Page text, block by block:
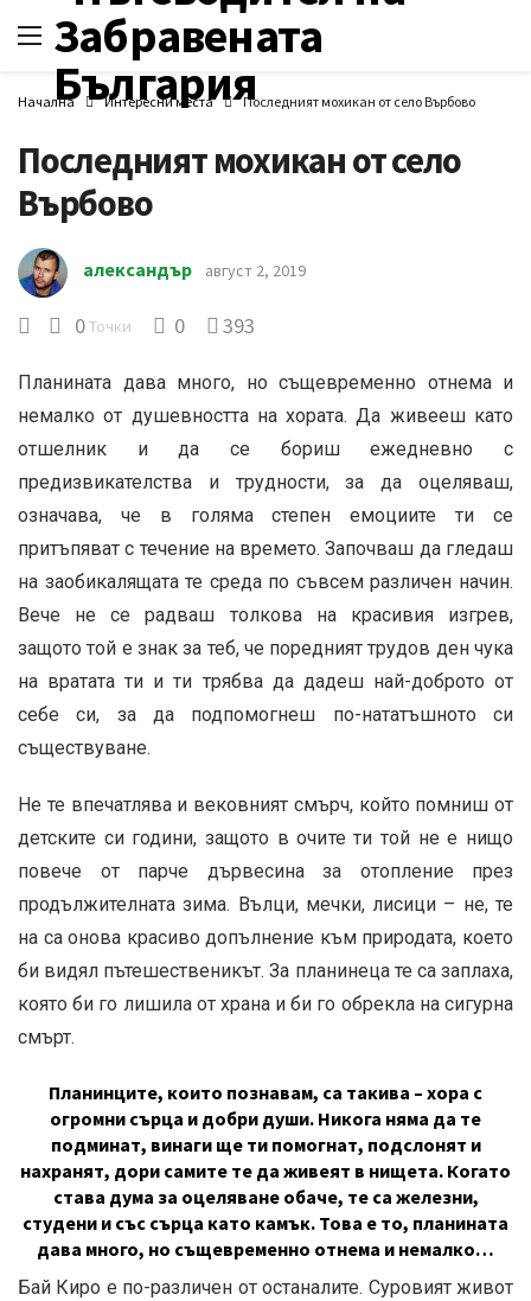
Начална Интересни места Последният мохикан от село Върбово
Последният мохикан от село
Върбово
александър август 2, 2019
0Точки 0 393
Планината дава много, но същевременно отнема и
немалко от душевността на хората. Да живееш като
отшелник и да се бориш ежедневно с
предизвикателства и трудности, за да оцеляваш,
означава, че в голяма степен емоциите ти се
притъпяват с течение на времето. Започваш да гледаш
на заобикалящата те среда по съвсем различен начин.
Вече не се радваш толкова на красивия изгрев,
защото той е знак за теб, че поредният трудов ден чука
на вратата ти и ти трябва да дадеш най-доброто от
себе си, за да подпомогнеш по-нататъшното си
съществуване.
Не те впечатлява и вековният смърч, който помниш от
детските си години, защото в очите ти той не е нищо
повече от парче дървесина за отопление през
продължителната зима. Вълци, мечки, лисици – не, те
на са онова красиво допълнение към природата, което
би видял пътешественикът. За планинеца те са заплаха,
която би го лишила от храна и би го обрекла на сигурна
смърт.
Планинците, които познавам, са такива – хора с
огромни сърца и добри души. Никога няма да те
подминат, винаги ще ти помогнат, подслонят и
нахранят, дори самите те да живеят в нищета. Когато
става дума за оцеляване обаче, те са железни,
студени и със сърца като камък. Това е то, планината
дава много, но същевременно отнема и немалко…
Бай Киро е по-различен от останалите. Суровият живот